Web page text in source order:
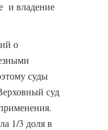
и владение
о
суды
суд
1/3 доля в